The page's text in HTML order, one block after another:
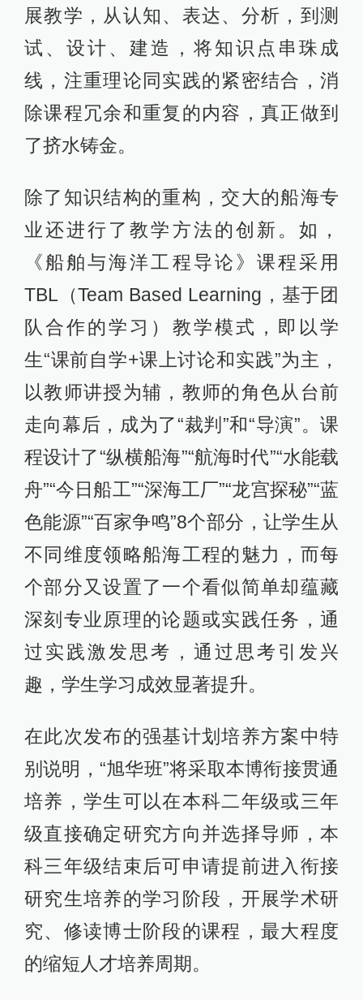
展教学，从认知、表达、分析，到测
试、设计、建造，将知识点串珠成
线，注重理论同实践的紧密结合，消
除课程冗余和重复的内容，真正做到
了挤水铸金。
除了知识结构的重构，交大的船海专
业还进行了教学方法的创新。如，
《船舶与海洋工程导论》课程采用
TBL（Team Based Learning，基于团
队合作的学习）教学模式，即以学
生“课前自学+课上讨论和实践”为主，
以教师讲授为辅，教师的角色从台前
走向幕后，成为了“裁判”和“导演”。课
程设计了“纵横船海”“航海时代”“水能载
舟”“今日船工”“深海工厂”“龙宫探秘”“蓝
色能源”“百家争鸣”8个部分，让学生从
不同维度领略船海工程的魅力，而每
个部分又设置了一个看似简单却蕴藏
深刻专业原理的论题或实践任务，通
过实践激发思考，通过思考引发兴
趣，学生学习成效显著提升。
在此次发布的强基计划培养方案中特
别说明，“旭华班”将采取本博衔接贯通
培养，学生可以在本科二年级或三年
级直接确定研究方向并选择导师，本
科三年级结束后可申请提前进入衔接
研究生培养的学习阶段，开展学术研
究、修读博士阶段的课程，最大程度
的缩短人才培养周期。